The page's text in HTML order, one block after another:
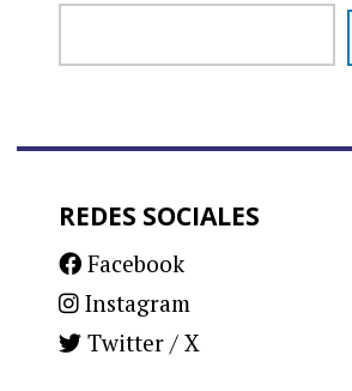
REDES SOCIALES
Facebook
Instagram
Twitter / X